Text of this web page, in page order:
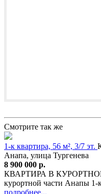
Смотрите так же
1-к квартира, 56 м², 3/7 эт.
Анапа, улица Тургенева
8 900 000 р.
КВАРТИРА В
курортной части Анапы 1-